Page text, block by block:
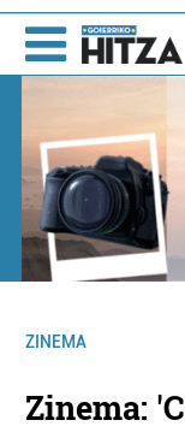
ZINEMA
Zinema: